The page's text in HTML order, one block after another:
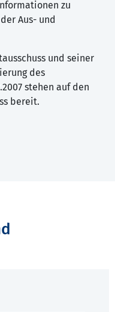
zu
Aus- und
und seiner
des
stehen auf den
bereit.